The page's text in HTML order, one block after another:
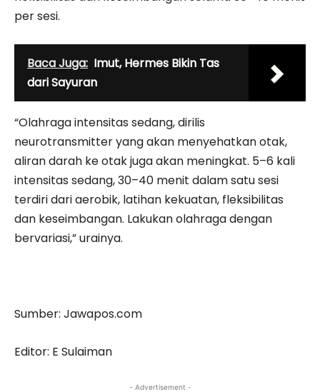
per sesi.
Baca Juga: Imut, Hermes Bikin Tas
dari Sayuran
“Olahraga intensitas sedang, dirilis
neurotransmitter yang akan menyehatkan otak,
aliran darah ke otak juga akan meningkat. 5–6 kali
intensitas sedang, 30–40 menit dalam satu sesi
terdiri dari aerobik, latihan kekuatan, fleksibilitas
dan keseimbangan. Lakukan olahraga dengan
bervariasi,” urainya.
Sumber: Jawapos.com
Editor: E Sulaiman
- Advertisement -